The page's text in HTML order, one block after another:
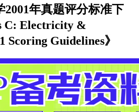
2001年真题评分标准下
C: Electricity &
Scoring Guidelines》